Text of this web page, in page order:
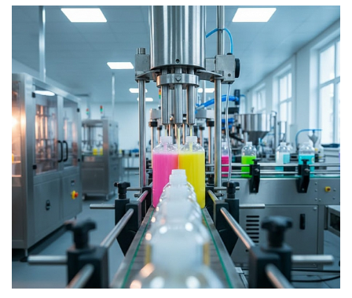
АФИША
СТАТЬИ
ГОЛОСОВАНИЯ
ПРЕДЛОЖИТЬ НОВОСТЬ
ФОТО